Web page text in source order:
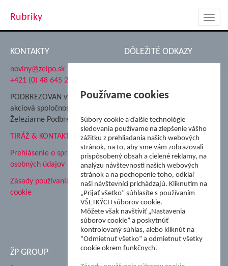
Rubriky
KONTAKTY
noviny@zelpo.sk
+421 (0) 48 645 2711
PODBREZOVAN vydáva
akciová spoločnosť
Železiarne Podbrezová
TIRÁŽ & KONTAKT
Prehlásenie o spracovaní
osobných údajov
Zásady používania súborov
cookie
DÔLEŽITÉ ODKAZY
Nadácia Železiarne
ŽP Informatika s.r.o.
ŠK Železiarne Podbrezová
Tále a.s.
ŽP GROUP
Používame cookies
Súbory cookie a ďalšie technológie
sledovania používame na zlepšenie vášho
zážitku z prehliadania našich webových
stránok, na to, aby sme vám zobrazovali
prispôsobený obsah a cielené reklamy, na
analýzu návštevnosti našich webových
stránok a na pochopenie toho, odkiaľ
naši návštevníci prichádzajú. Kliknutím na
„Prijať všetko” súhlasíte s používaním
VŠETKÝCH súborov cookie.
Môžete však navštíviť „Nastavenia
súborov cookie” a poskytnúť
kontrolovaný súhlas, alebo kliknúť na
“Odmietnuť všetko” a odmietnuť všetky
cookie okrem funkčnych.